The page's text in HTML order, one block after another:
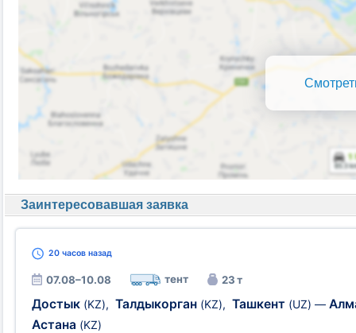
Заинтересовавшая заявка
20 часовназад
07.08–10.08 тент 23 т
Достык (KZ), Талдыкорган (KZ), Ташкент (UZ) —
Астана (KZ)